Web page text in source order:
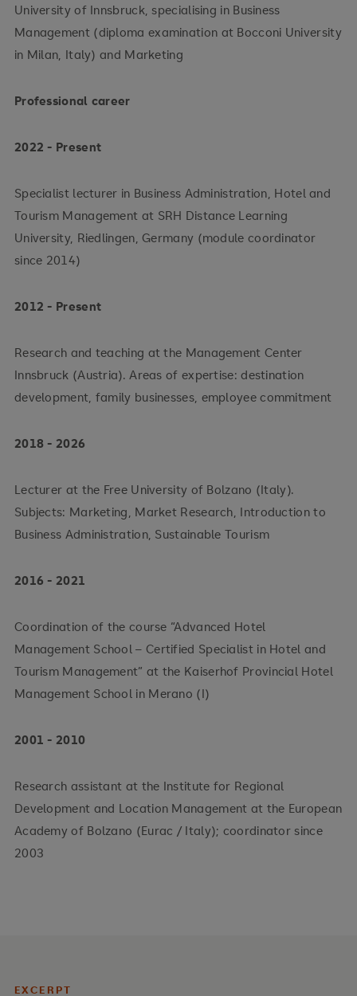
University of Innsbruck, specialising in Business
Management (diploma examination at Bocconi University
in Milan, Italy) and Marketing
Professional career
2022 - Present
Specialist lecturer in Business Administration, Hotel and
Tourism Management at SRH Distance Learning
University, Riedlingen, Germany (module coordinator
since 2014)
2012 - Present
Research and teaching at the Management Center
Innsbruck (Austria). Areas of expertise: destination
development, family businesses, employee commitment
2018 - 2026
Lecturer at the Free University of Bolzano (Italy).
Subjects: Marketing, Market Research, Introduction to
Business Administration, Sustainable Tourism
2016 - 2021
Coordination of the course “Advanced Hotel
Management School – Certified Specialist in Hotel and
Tourism Management” at the Kaiserhof Provincial Hotel
Management School in Merano (I)
2001 - 2010
Research assistant at the Institute for Regional
Development and Location Management at the European
Academy of Bolzano (Eurac / Italy); coordinator since
2003
EXCERPT